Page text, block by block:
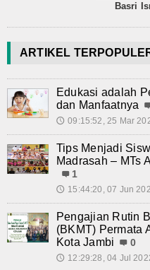
Basri
ARTIKEL
Edukasi adalah
dan Manfaatnya
🕔 09:15:52, 25 Mar
Tips Menjadi
Madrasah – MTs
1
🕔 15:44:20, 07 Jun
Pengajian Rutin
(BKMT) Permata
Kota Jambi
0
🕔 12:29:28, 04 Jul